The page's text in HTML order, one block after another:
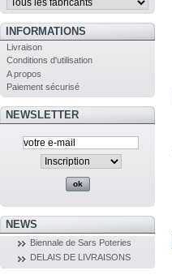
INFORMATIONS
Livraison
Conditions d'utilisation
A propos
Paiement sécurisé
NEWSLETTER
NEWS
Biennale de Sars Poteries
DELAIS DE LIVRAISONS
218 Vert...